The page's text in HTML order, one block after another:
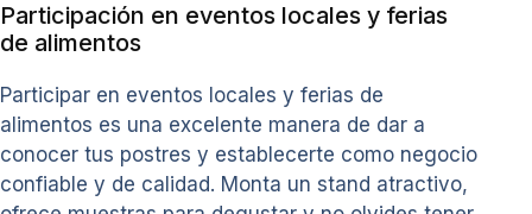
Participación en eventos locales y ferias
de alimentos
Participar en eventos locales y ferias de
alimentos es una excelente manera de dar a
conocer tus postres y establecerte como negocio
confiable y de calidad. Monta un stand atractivo,